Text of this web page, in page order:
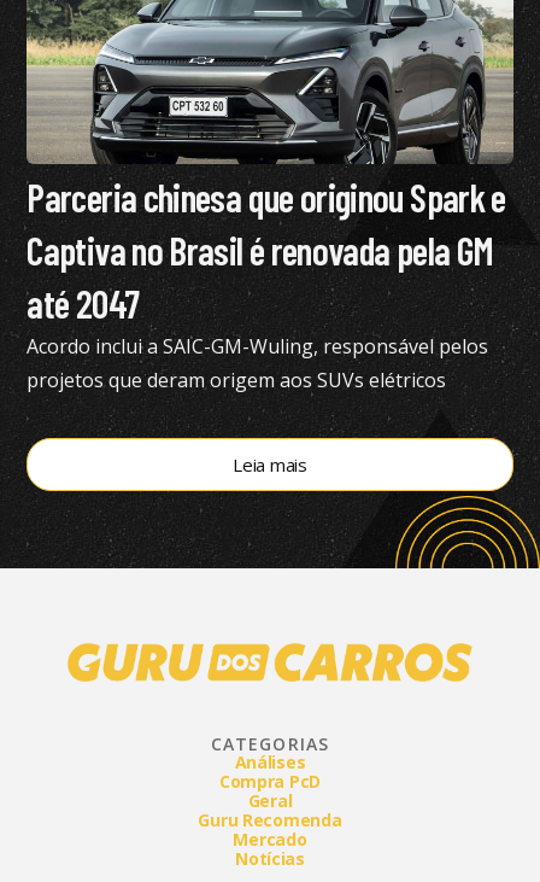
Parceria chinesa que originou Spark e
Captiva no Brasil é renovada pela GM
até 2047
Acordo inclui a SAIC-GM-Wuling, responsável pelos
projetos que deram origem aos SUVs elétricos
vendidos atualmente no Brasil
Leia mais
CATEGORIAS
Análises
Compra PcD
Geral
Guru Recomenda
Mercado
Notícias